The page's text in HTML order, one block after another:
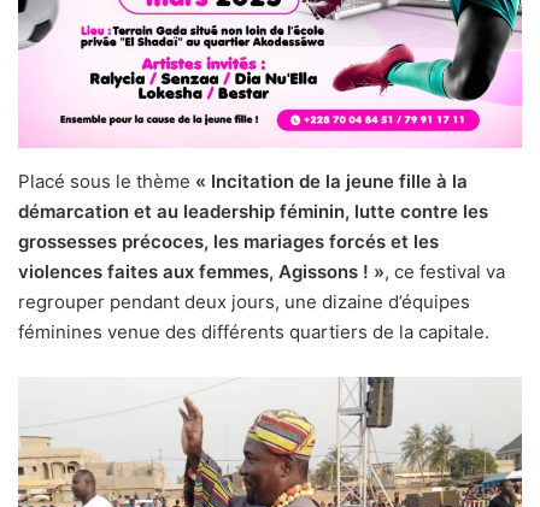
Placé sous le thème « Incitation de la jeune fille à la
démarcation et au leadership féminin, lutte contre les
grossesses précoces, les mariages forcés et les
violences faites aux femmes, Agissons ! », ce festival va
regrouper pendant deux jours, une dizaine d’équipes
féminines venue des différents quartiers de la capitale.